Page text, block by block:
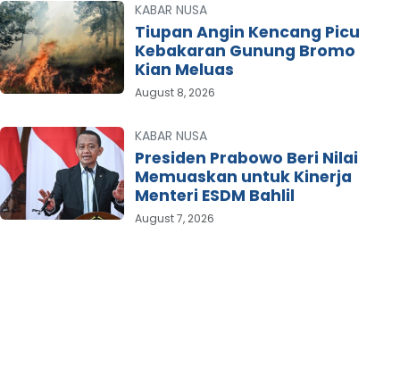
KABAR NUSA
Tiupan Angin Kencang Picu
Kebakaran Gunung Bromo
Kian Meluas
August 8, 2026
KABAR NUSA
Presiden Prabowo Beri Nilai
Memuaskan untuk Kinerja
Menteri ESDM Bahlil
August 7, 2026